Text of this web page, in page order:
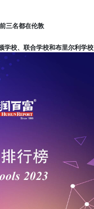
三名都在伦敦
学校、联合学校和布里尔利学校